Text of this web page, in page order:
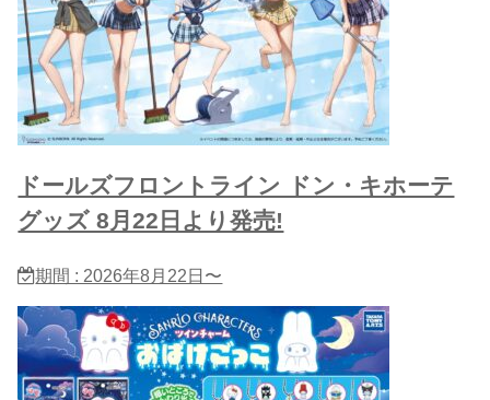
ドールズフロントライン ドン・キホーテ
グッズ 8月22日より発売!
期間 : 2026年8月22日〜